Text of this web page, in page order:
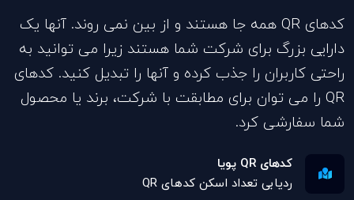
کدهای QR همه جا هستند و از بین نمی روند. آنها یک
دارایی بزرگ برای شرکت شما هستند زیرا می توانید به
راحتی کاربران را جذب کرده و آنها را تبدیل کنید. کدهای
QR را می توان برای مطابقت با شرکت، برند یا محصول
شما سفارشی کرد.
کدهای QR پویا
ردیابی تعداد اسکن کدهای QR